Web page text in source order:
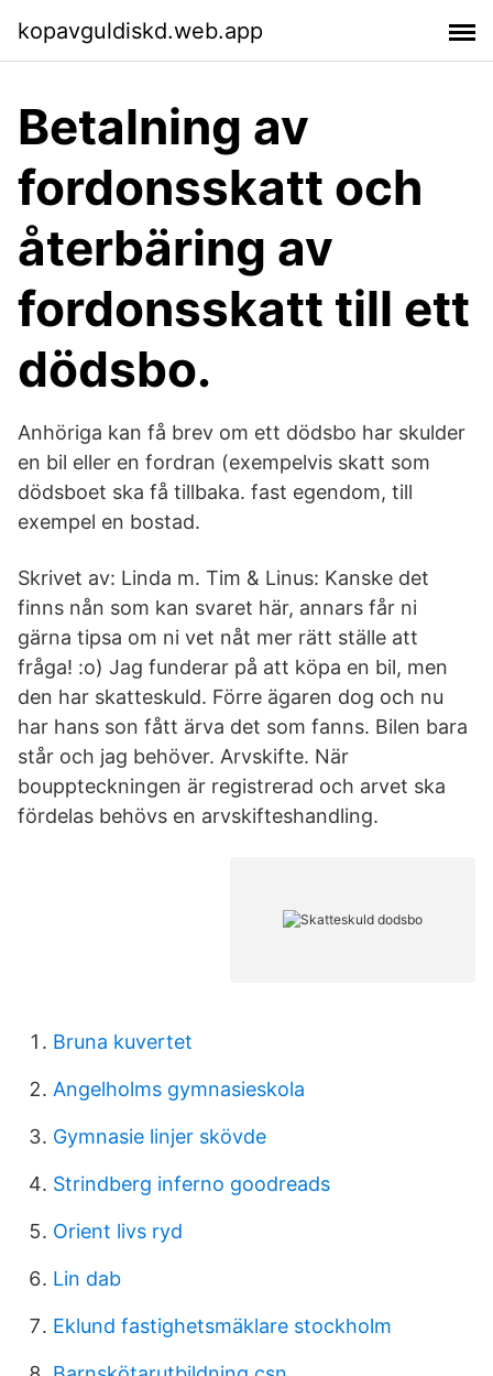
kopavguldiskd.web.app
Betalning av
fordonsskatt och
återbäring av
fordonsskatt till ett
dödsbo.
Anhöriga kan få brev om ett dödsbo har skulder
en bil eller en fordran (exempelvis skatt som
dödsboet ska få tillbaka. fast egendom, till
exempel en bostad.
Skrivet av: Linda m. Tim & Linus: Kanske det
finns nån som kan svaret här, annars får ni
gärna tipsa om ni vet nåt mer rätt ställe att
fråga! :o) Jag funderar på att köpa en bil, men
den har skatteskuld. Förre ägaren dog och nu
har hans son fått ärva det som fanns. Bilen bara
står och jag behöver. Arvskifte. När
bouppteckningen är registrerad och arvet ska
fördelas behövs en arvskifteshandling.
Bruna kuvertet
Angelholms gymnasieskola
Gymnasie linjer skövde
Strindberg inferno goodreads
Orient livs ryd
Lin dab
Eklund fastighetsmäklare stockholm